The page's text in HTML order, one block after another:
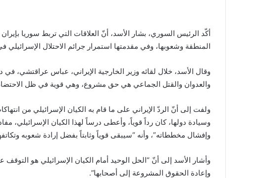
أكّد الرئيس السوري، بشار الأسد، أنّ العلاقات التي تربط سوريا
المنطقة وشعوبها، وفي مقدمتها استمرار جرائم الاحتلال
وقال الأسد، خلال لقائه وزير الخارجية الإيراني، عباس عراقتشي،
والعدوان والقتل الجماعي هي حق مشروع، وهي قوية في ظل الاحتضان
ولفت إلى أنّ الردّ الإيراني على ما قام به الكيان الإسرائيلي من
وسيادة دولها، كان رداً قوياً، وأعطى درساً لهذا الكيان الإسرائيلي،
وإفشال مخططاته”، وأنه “سيبقى قوياً وثابتاً بفضل إرادة شعوبه
وأشار الأسد إلى أنّ “الحل الوحيد أمام الكيان الإسرائيلي هو التوقف
وإعادة الحقوق المشروعة إلى أصحابها”.